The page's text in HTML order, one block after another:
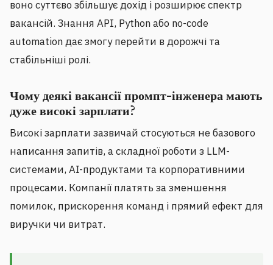
воно суттєво збільшує дохід і розширює спектр
вакансій. Знання API, Python або no-code
automation дає змогу перейти в дорожчі та
стабільніші ролі.
Чому деякі вакансії промпт-інженера мають
дуже високі зарплати?
Високі зарплати зазвичай стосуються не базового
написання запитів, а складної роботи з LLM-
системами, AI-продуктами та корпоративними
процесами. Компанії платять за зменшення
помилок, прискорення команд і прямий ефект для
виручки чи витрат.